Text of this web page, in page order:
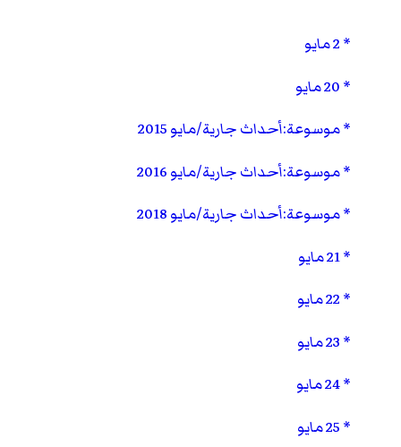
2 مايو
20 مايو
موسوعة:أحداث جارية/مايو 2015
موسوعة:أحداث جارية/مايو 2016
موسوعة:أحداث جارية/مايو 2018
21 مايو
22 مايو
23 مايو
24 مايو
25 مايو